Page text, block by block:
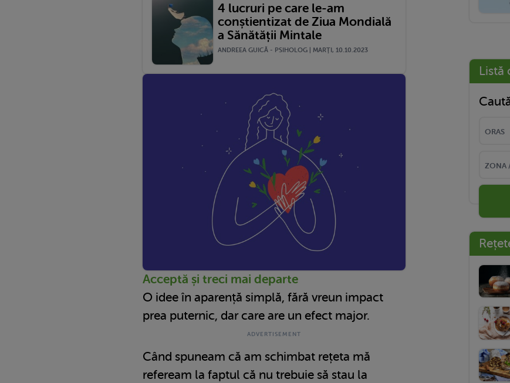
4 lucruri pe care le-am
conștientizat de Ziua Mondială
a Sănătății Mintale
ANDREEA GUICĂ - PSIHOLOG | MARŢI, 10.10.2023
Acceptă și treci mai departe
O idee în aparență simplă, fără vreun impact
prea puternic, dar care are un efect major.
Când spuneam că am schimbat rețeta mă
refeream la faptul că nu trebuie să stau la
Listă